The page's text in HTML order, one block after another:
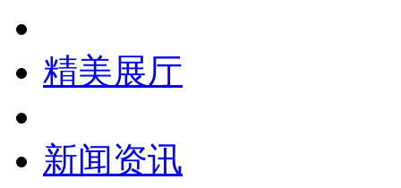
精美展厅
新闻资讯